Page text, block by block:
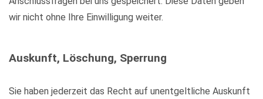
wir nicht ohne Ihre Einwilligung weiter.
Auskunft, Löschung, Sperrung
Sie haben jederzeit das Recht auf unentgeltliche Auskunft